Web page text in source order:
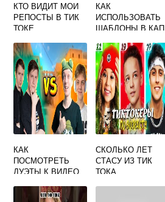
КТО ВИДИТ МОИ
РЕПОСТЫ В ТИК
ТОКЕ
КАК
ИСПОЛЬЗОВАТЬ
ШАБЛОНЫ В КАП
КАК
ПОСМОТРЕТЬ
ДУЭТЫ К ВИДЕО
СКОЛЬКО ЛЕТ
СТАСУ ИЗ ТИК
ТОКА